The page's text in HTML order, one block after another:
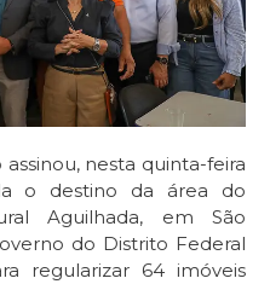
nesta quinta-feira
o destino da área do
Aguilhada, em São
do Distrito Federal
regularizar 64 imóveis